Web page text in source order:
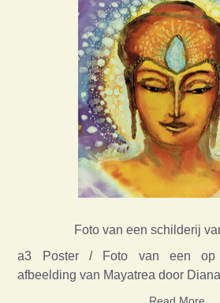
Foto van een schilderij
a3 Poster / Foto van een op
afbeelding van Mayatrea door